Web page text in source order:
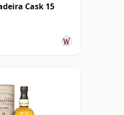
Cask 15